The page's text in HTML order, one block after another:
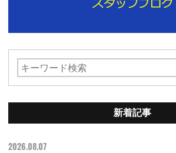
新着記事
2026.08.07